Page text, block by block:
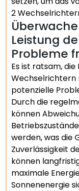
2
Leistung
Probleme
Es ist ratsam,
Wechselrichtern
potenzielle
Durch die
können
werden, was die
Zuverlässigkeit
können
maximale
Sonnenenergie